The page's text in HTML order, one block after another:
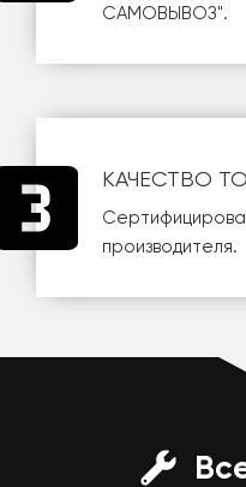
САМОВЫВОЗ".
КАЧЕСТВО
производителя.